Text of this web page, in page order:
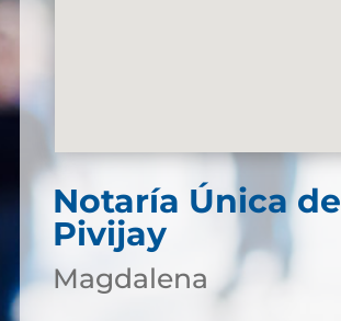
Notaría Única de
Pivijay
Magdalena